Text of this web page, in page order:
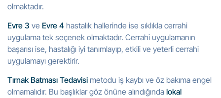
olmaktadır.
Evre 3 ve Evre 4 hastalık hallerinde ise sıklıkla cerrahi
uygulama tek seçenek olmaktadır. Cerrahi uygulamanın
başarısı ise, hastalığı iyi tanımlayıp, etkili ve yeterli cerrahi
uygulamayı gerektirir.
Tırnak Batması Tedavisi metodu iş kaybı ve öz bakıma engel
olmamalıdır. Bu başlıklar göz önüne alındığında lokal